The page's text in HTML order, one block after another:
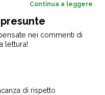
Continua a leggere
nei commenti di
lettura!